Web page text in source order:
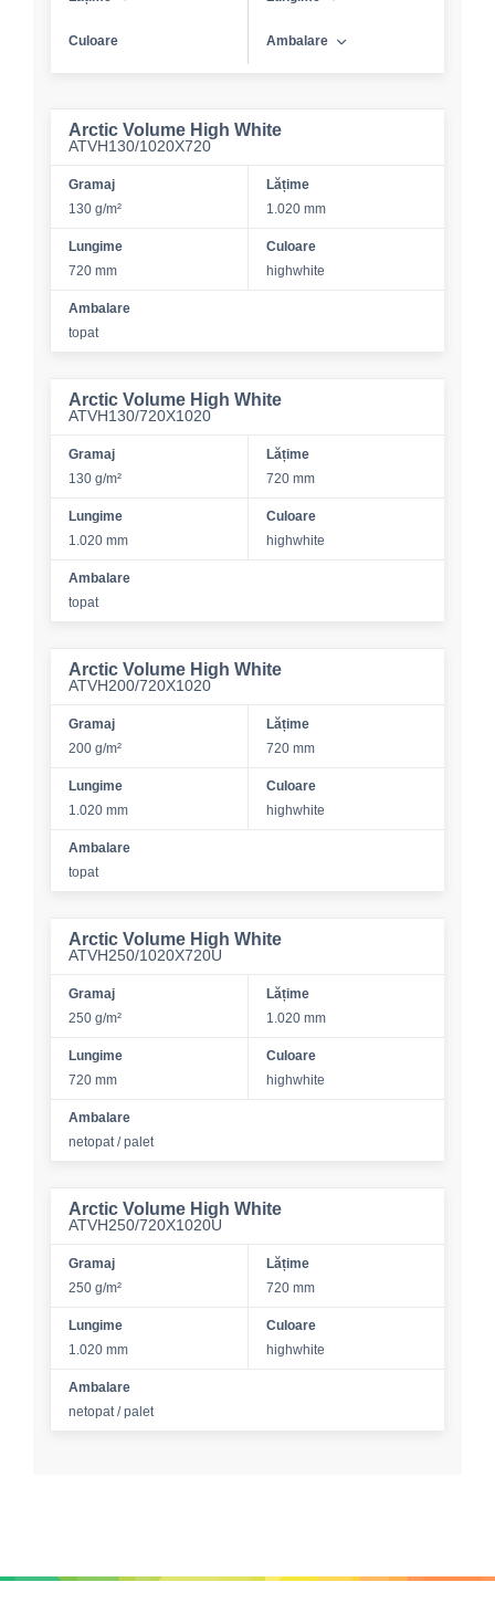
Culoare Ambalare
Arctic Volume High White
ATVH130/1020X720
Gramaj
130 g/m²
Lățime
1.020 mm
Lungime
720 mm
Culoare
highwhite
Ambalare
topat
Arctic Volume High White
ATVH130/720X1020
Gramaj
130 g/m²
Lățime
720 mm
Lungime
1.020 mm
Culoare
highwhite
Ambalare
topat
Arctic Volume High White
ATVH200/720X1020
Gramaj
200 g/m²
Lățime
720 mm
Lungime
1.020 mm
Culoare
highwhite
Ambalare
topat
Arctic Volume High White
ATVH250/1020X720U
Gramaj
250 g/m²
Lățime
1.020 mm
Lungime
720 mm
Culoare
highwhite
Ambalare
netopat / palet
Arctic Volume High White
ATVH250/720X1020U
Gramaj
250 g/m²
Lățime
720 mm
Lungime
1.020 mm
Culoare
highwhite
Ambalare
netopat / palet